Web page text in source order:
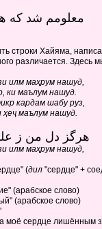
معلومم شد که
строки Хайяма,
различается. Здесь
илм маҳрум нашуд,
ки маълум нашуд.
кардам шабу руз,
маълум нашуд.
هرگز دل من ز
илм маҳрум нашуд,
(дил "сердце" +
(арабское слово)
(арабское слово)
моё сердце лишённым